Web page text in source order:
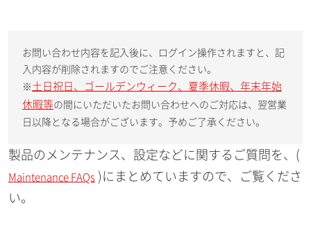
お問い合わせ内容を記入後に、ログイン操作されますと、記
入内容が削除されますのでご注意ください。
※ 土日祝日、ゴールデンウィーク、夏季休暇、年末年始
休暇等の間にいただいたお問い合わせへのご対応は、翌営業
日以降となる場合がございます。予めご了承ください。
製品のメンテナンス、設定などに関するご質問を、(
Maintenance FAQs )にまとめていますので、ご覧くださ
い。